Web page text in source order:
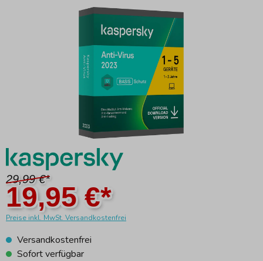
Bildergalerie überspringen
19,95 €*
29,99 €*
Preise inkl. MwSt. Versandkostenfrei
Versandkostenfrei
Sofort verfügbar